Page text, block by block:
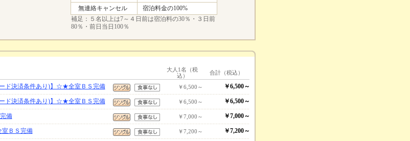
無連絡キャンセル
宿泊料金の100%
補足：５名以上は7～４日前は宿泊料の30％・３日前
80％・前日当日100％
大人1名（税
込）
合計（税込）
ド決済条件あり)】☆★全室ＢＳ完備 ￥6,500～ ￥6,500～
ド決済条件あり)】☆★全室ＢＳ完備 ￥6,500～ ￥6,500～
備 ￥7,000～ ￥7,000～
ＢＳ完備 ￥7,200～ ￥7,200～